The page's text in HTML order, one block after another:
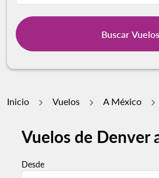
Buscar Vuelos
Inicio Vuelos A México
Vuelos de Denver
Desde
Pruebe un mes alternativo o